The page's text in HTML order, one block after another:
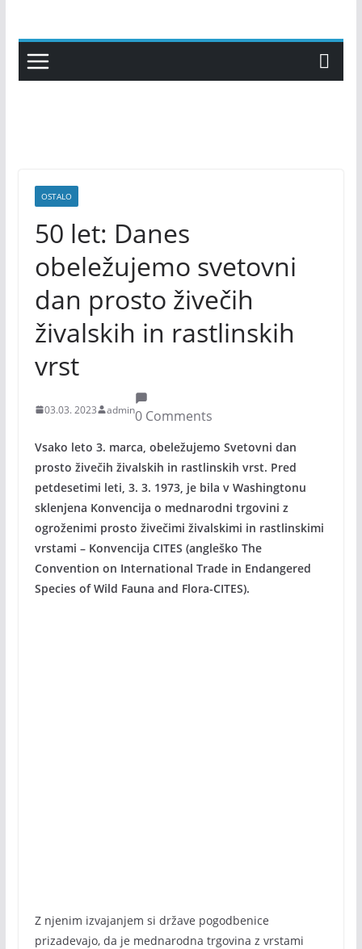
content
OSTALO
50 let: Danes
obeležujemo svetovni
dan prosto živečih
živalskih in rastlinskih
vrst
03.03. 2023 admin0 Comments
Vsako leto 3. marca, obeležujemo Svetovni dan
prosto živečih živalskih in rastlinskih vrst. Pred
petdesetimi leti, 3. 3. 1973, je bila v Washingtonu
sklenjena Konvencija o mednarodni trgovini z
ogroženimi prosto živečimi živalskimi in rastlinskimi
vrstami – Konvencija CITES (angleško The
Convention on International Trade in Endangered
Species of Wild Fauna and Flora-CITES).
Z njenim izvajanjem si države pogodbenice
prizadevajo, da je mednarodna trgovina z vrstami